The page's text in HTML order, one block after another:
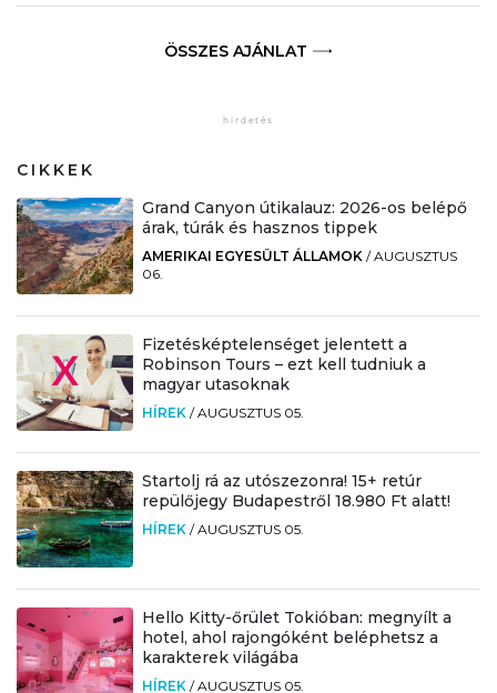
ÖSSZES AJÁNLAT
CIKKEK
Grand Canyon útikalauz: 2026-os belépő
árak, túrák és hasznos tippek
AMERIKAI EGYESÜLT ÁLLAMOK /AUGUSZTUS
06.
Fizetésképtelenséget jelentett a
Robinson Tours – ezt kell tudniuk a
magyar utasoknak
HÍREK /AUGUSZTUS 05.
Startolj rá az utószezonra! 15+ retúr
repülőjegy Budapestről 18.980 Ft alatt!
HÍREK /AUGUSZTUS 05.
Hello Kitty-őrület Tokióban: megnyílt a
hotel, ahol rajongóként beléphetsz a
karakterek világába
HÍREK /AUGUSZTUS 05.